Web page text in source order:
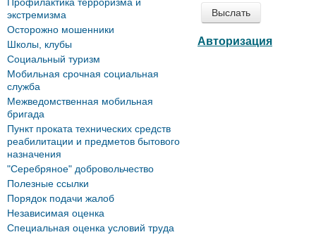
Авторизация
экстремизма
Осторожно мошенники
Школы, клубы
Социальный туризм
Мобильная срочная социальная
служба
Межведомственная мобильная
бригада
Пункт проката технических средств
реабилитации и предметов бытового
назначения
"Серебряное" добровольчество
Полезные ссылки
Порядок подачи жалоб
Независимая оценка
Специальная оценка условий труда